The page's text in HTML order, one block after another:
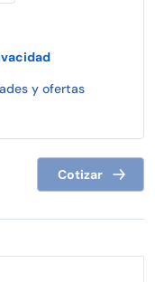
y ofertas
Cotizar